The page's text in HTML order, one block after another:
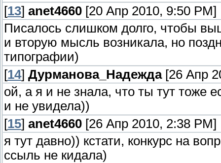
[13] anet4660 [20 Апр 2010, 9:50 PM]
Писалось слишком долго, чтобы
и вторую мысль возникала, но
типографии)
[14] Дурманова_Надежда[26 Апр
ой, а я и не знала, что ты тут тоже
и не увидела))
[15] anet4660 [26 Апр 2010, 2:38 PM]
я тут давно)) кстати, конкурс на
ссыль не кидала)